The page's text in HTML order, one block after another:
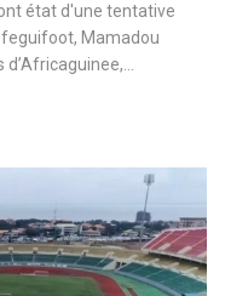
état d'une tentative
Mamadou
…